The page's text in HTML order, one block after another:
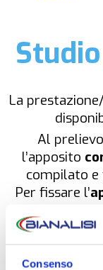
Consenso
La
Al
l’apposito
compilato e
Per fissare l’